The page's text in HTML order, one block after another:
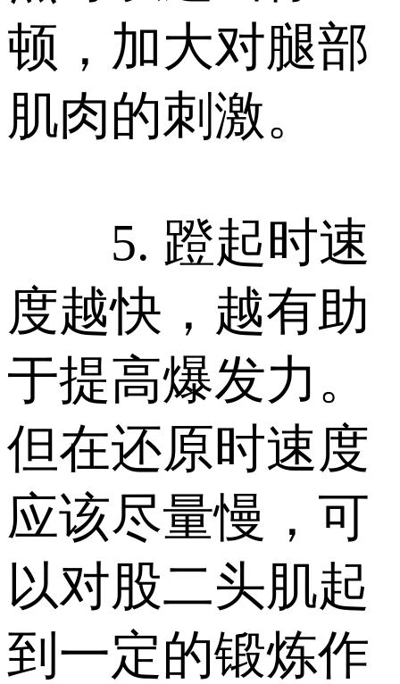
顿，加大对腿部
肌肉的刺激。
5. 蹬起时速
度越快，越有助
于提高爆发力。
但在还原时速度
应该尽量慢，可
以对股二头肌起
到一定的锻炼作